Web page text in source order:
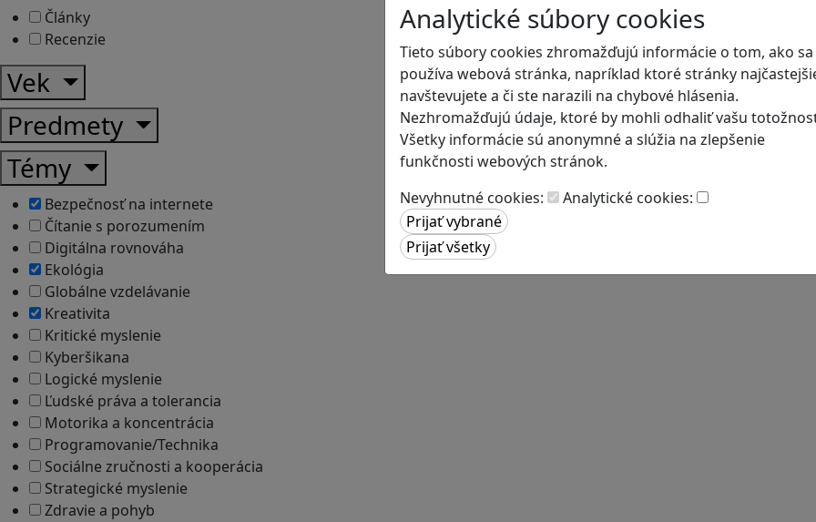
Analytické súbory cookies
Tieto súbory cookies zhromažďujú informácie o tom, ako sa
používa webová stránka, napríklad ktoré stránky
navštevujete a či ste narazili na chybové hlásenia.
Nezhromažďujú údaje, ktoré by mohli odhaliť vašu
Všetky informácie sú anonymné a slúžia na zlepšenie
funkčnosti webových stránok.
Nevyhnutné cookies:
Analytické cookies:
Články
Recenzie
Vek
Predmety
Témy
Bezpečnosť na internete
Čítanie s porozumením
Digitálna rovnováha
Ekológia
Globálne vzdelávanie
Kreativita
Kritické myslenie
Kyberšikana
Logické myslenie
Ľudské práva a tolerancia
Motorika a koncentrácia
Programovanie/Technika
Sociálne zručnosti a kooperácia
Strategické myslenie
Zdravie a pohyb